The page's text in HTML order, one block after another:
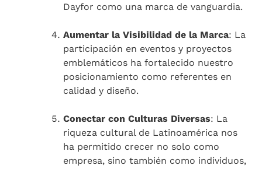
Dayfor como una marca de vanguardia.
Aumentar la Visibilidad de la Marca: La
participación en eventos y proyectos
emblemáticos ha fortalecido nuestro
posicionamiento como referentes en
calidad y diseño.
Conectar con Culturas Diversas: La
riqueza cultural de Latinoamérica nos
ha permitido crecer no solo como
empresa, sino también como individuos,